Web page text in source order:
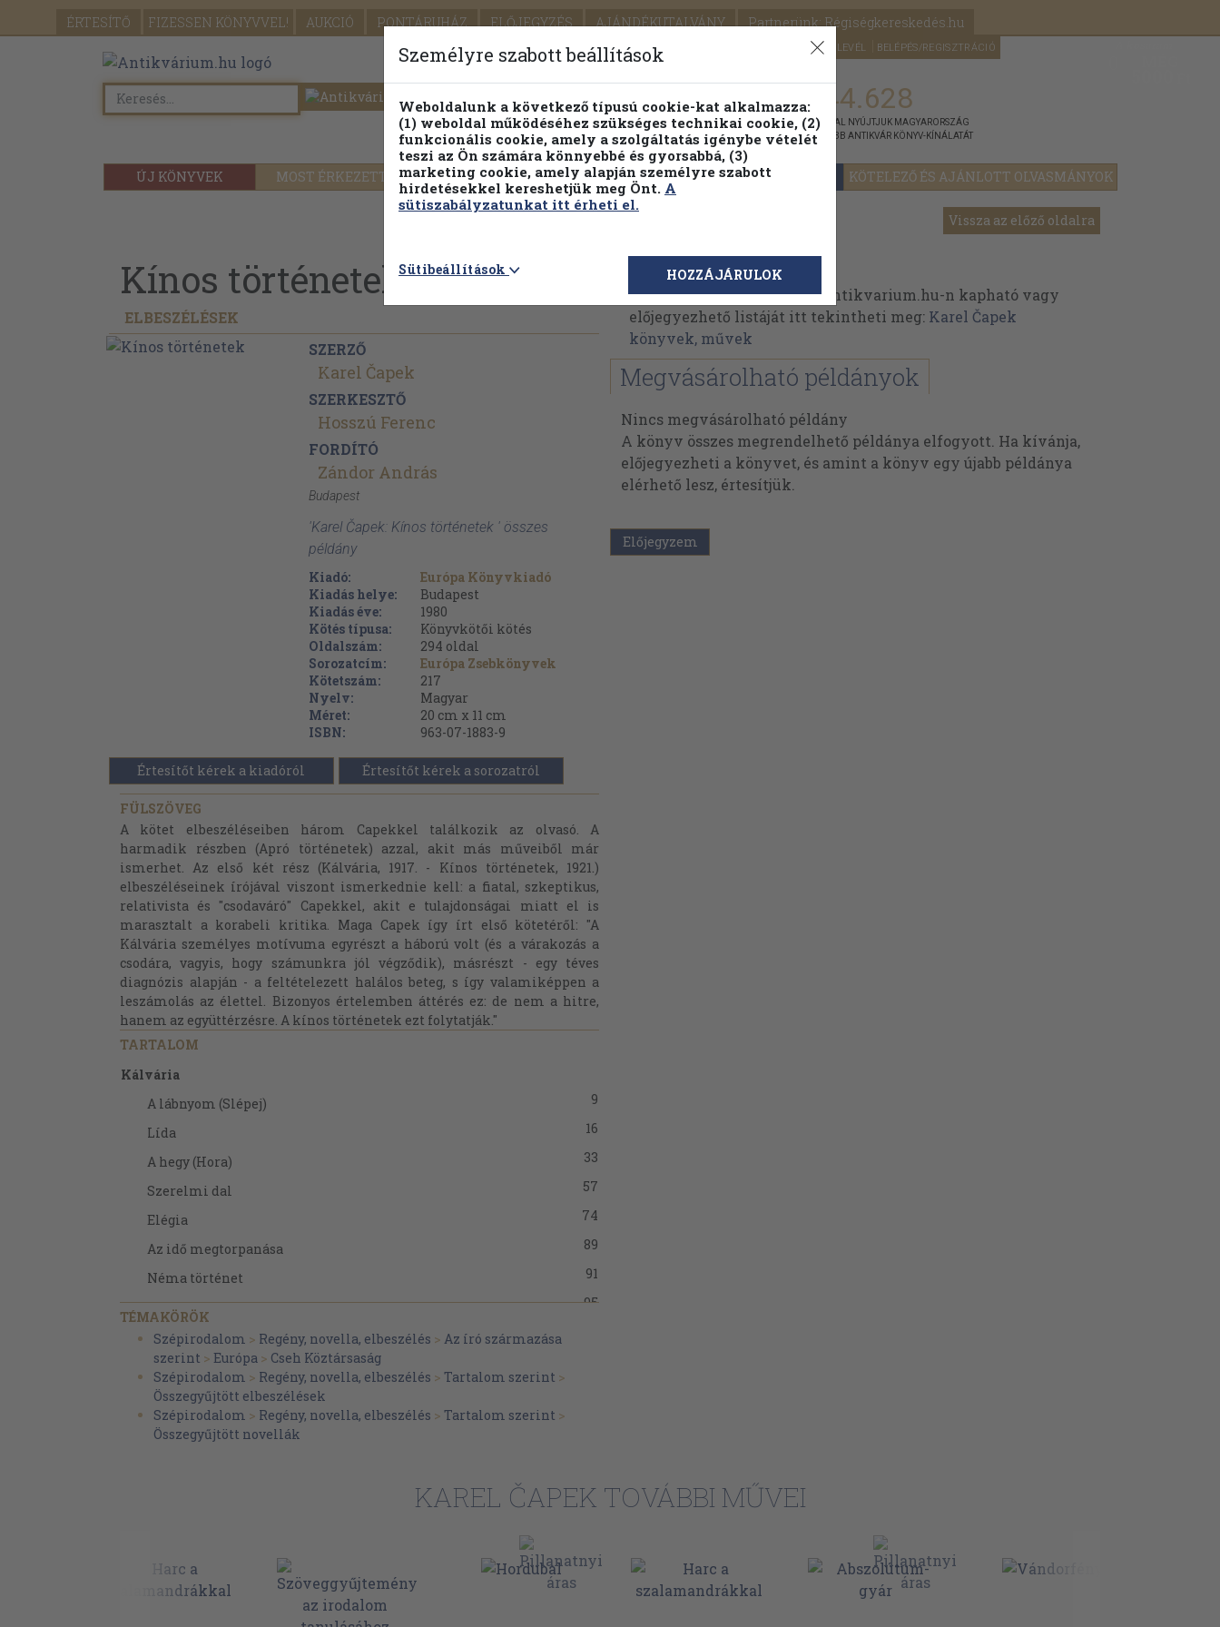
ÉRTESÍTŐ FIZESSEN KÖNYVVEL! AUKCIÓ PONTÁRUHÁZ ELŐJEGYZÉS AJÁNDÉKUTALVÁNY Partnerünk: Régiségkereskedés.hu
SEGÍTSÉG HÍRLEVÉL BELÉPÉS/REGISZTRÁCIÓ
ÚJ KÖNYVEK MOST ÉRKEZETT PILLANATNYI ÁRAINK FENNTARTHATÓ OLVASMÁNYOK KÖTELEZŐ ÉS AJÁNLOTT OLVASMÁNYOK
Részletes kereső Témaköri fa 1.144.628
KIADVÁNNYAL NYÚJTJUK MAGYARORSZÁG
LEGNAGYOBB ANTIKVÁR KÖNYV-KÍNÁLATÁT
Vissza az előző oldalra
Kínos történetek
ELBESZÉLÉSEK
SZERZŐ
Karel Čapek
SZERKESZTŐ
Hosszú Ferenc
FORDÍTÓ
Zándor András
Budapest
'Karel Čapek: Kínos történetek ' összes
példány
Kiadó:
Európa Könyvkiadó
Kiadás helye:
Budapest
Kiadás éve:
1980
Kötés típusa:
Könyvkötői kötés
Oldalszám:
294 oldal
Sorozatcím:
Európa Zsebkönyvek
Kötetszám:
217
Nyelv:
Magyar
Méret:
20 cm x 11 cm
ISBN:
963-07-1883-9
Értesítőt kérek a kiadóról Értesítőt kérek a sorozatról
FÜLSZÖVEG
A kötet elbeszéléseiben három Capekkel találkozik az olvasó. A
harmadik részben (Apró történetek) azzal, akit más műveiből már
ismerhet. Az első két rész (Kálvária, 1917. - Kínos történetek, 1921.)
elbeszéléseinek írójával viszont ismerkednie kell: a fiatal, szkeptikus,
relativista és "csodaváró" Capekkel, akit e tulajdonságai miatt el is
marasztalt a korabeli kritika. Maga Capek így írt első kötetéről: "A
Kálvária személyes motívuma egyrészt a háború volt (és a várakozás a
csodára, vagyis, hogy számunkra jól végződik), másrészt - egy téves
diagnózis alapján - a feltételezett halálos beteg, s így valamiképpen a
leszámolás az élettel. Bizonyos értelemben áttérés ez: de nem a hitre,
hanem az együttérzésre. A kínos történetek ezt folytatják."
TARTALOM
Kálvária
A lábnyom (Slépej)
9
Lída
16
A hegy (Hora)
33
Szerelmi dal
57
Elégia
74
Az idő megtorpanása
89
Néma történet
91
Tévút
95
Felirat
Kísértés
Tükörképek
Váróterem
127
Helena
143
A kastélyban
TÉMAKÖRÖK
Szépirodalom > Regény, novella, elbeszélés > Az író származása
szerint > Európa > Cseh Köztársaság
Szépirodalom > Regény, novella, elbeszélés > Tartalom szerint >
Összegyűjtött elbeszélések
Szépirodalom > Regény, novella, elbeszélés > Tartalom szerint >
Összegyűjtött novellák
Karel Čapek
Karel Čapek műveinek az Antikvarium.hu-n kapható vagy
előjegyezhető listáját itt tekintheti meg: Karel Čapek
könyvek, művek
Megvásárolható példányok
Nincs megvásárolható példány
A könyv összes megrendelhető példánya elfogyott. Ha kívánja,
előjegyezheti a könyvet, és amint a könyv egy újabb példánya
elérhető lesz, értesítjük.
Előjegyzem
KAREL ČAPEK TOVÁBBI MŰVEI
Személyre szabott beállítások
Weboldalunk a következő típusú cookie-kat alkalmazza:
(1) weboldal működéséhez szükséges technikai cookie, (2)
funkcionális cookie, amely a szolgáltatás igénybe vételét
teszi az Ön számára könnyebbé és gyorsabbá, (3)
marketing cookie, amely alapján személyre szabott
hirdetésekkel kereshetjük meg Önt. A
sütiszabályzatunkat itt érheti el.
Sütibeállítások HOZZÁJÁRULOK